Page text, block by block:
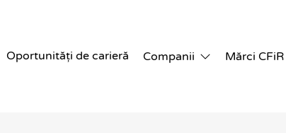
Oportunități de carieră Companii Mărci CFiR